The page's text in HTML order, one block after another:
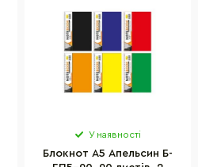
У наявності
Блокнот А5 Апельсин Б-